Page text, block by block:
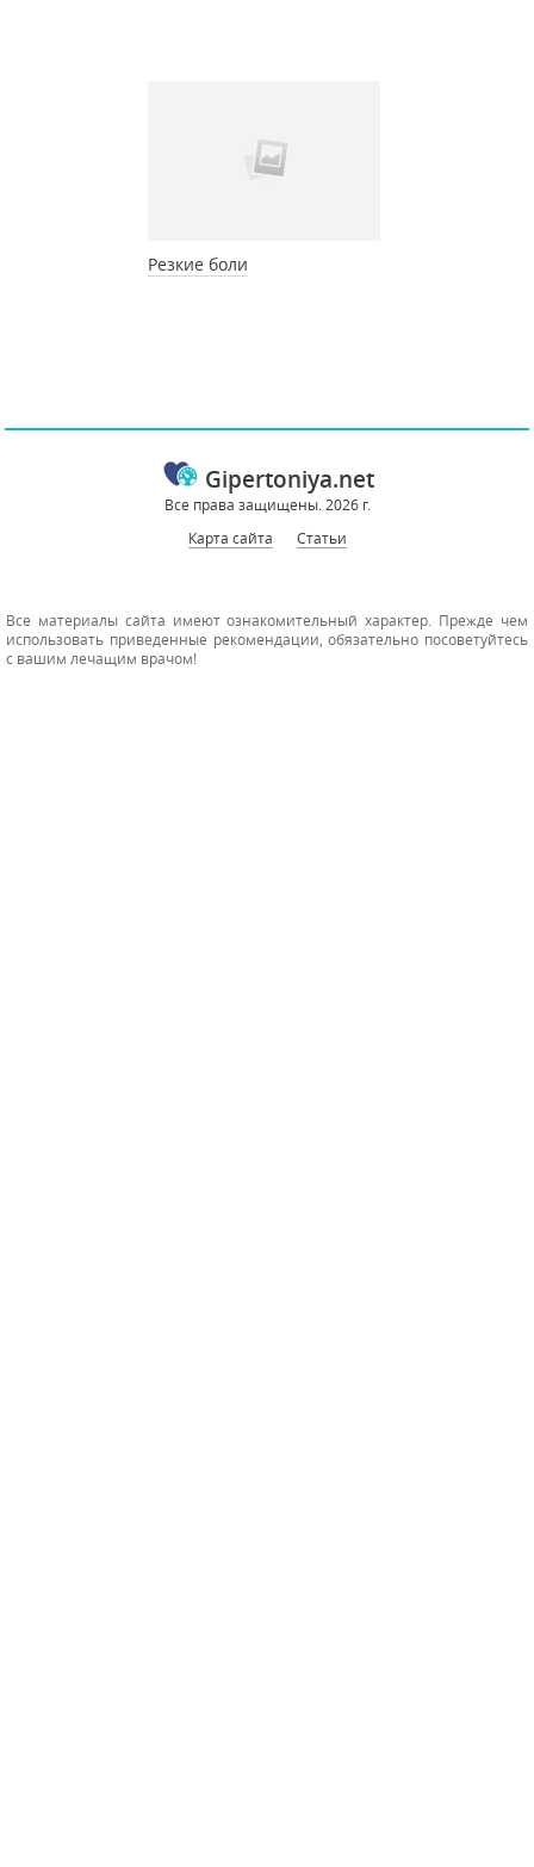
Резкие боли
Gipertoniya.net
Все права защищены. 2026 г.
Карта сайта
Статьи
Все материалы сайта имеют ознакомительный характер. Прежде чем
использовать приведенные рекомендации, обязательно посоветуйтесь
с вашим лечащим врачом!